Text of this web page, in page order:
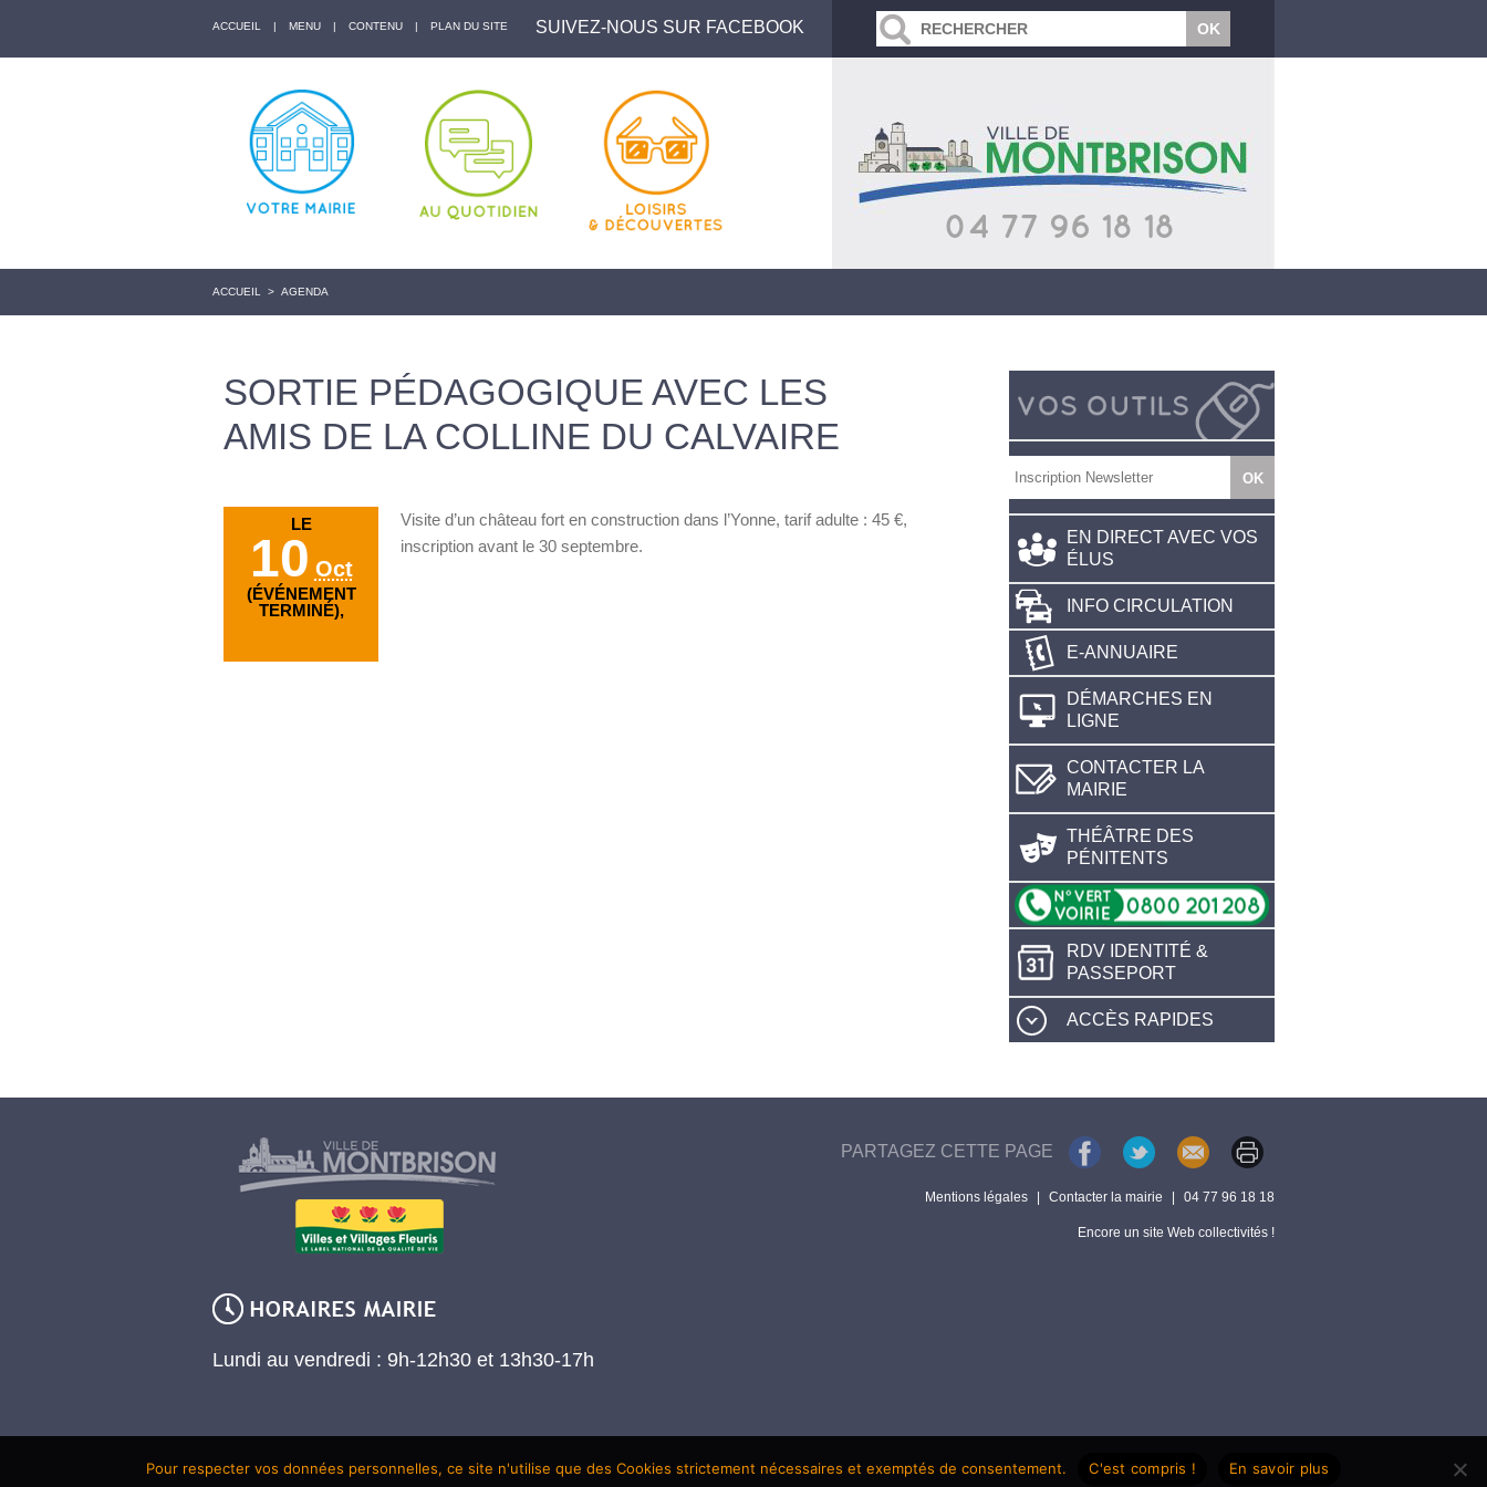
ACCUEIL | MENU | CONTENU | PLAN DU SITE SUIVEZ-NOUS SUR FACEBOOK
ACCUEIL > AGENDA
SORTIE PÉDAGOGIQUE AVEC LES
AMIS DE LA COLLINE DU CALVAIRE
LE
10 Oct
(ÉVÉNEMENT
TERMINÉ),
Visite d’un château fort en construction dans l’Yonne, tarif adulte : 45 €,
inscription avant le 30 septembre.
EN DIRECT AVEC VOS
ÉLUS
INFO CIRCULATION
E-ANNUAIRE
DÉMARCHES EN
LIGNE
CONTACTER LA
MAIRIE
THÉÂTRE DES
PÉNITENTS
RDV IDENTITÉ &
PASSEPORT
ACCÈS RAPIDES
Lundi au vendredi : 9h-12h30 et 13h30-17h
PARTAGEZ CETTE PAGE
Mentions légales Contacter la mairie 04 77 96 18 18
Encore un site Web collectivités !
Pour respecter vos données personnelles, ce site n'utilise que des Cookies strictement nécessaires et exemptés de consentement. C'est compris ! En savoir plus